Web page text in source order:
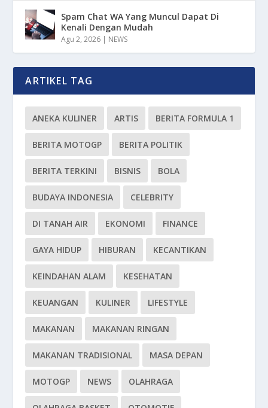
Spam Chat WA Yang Muncul Dapat Di
Kenali Dengan Mudah
Agu 2, 2026 | NEWS
ARTIKEL TAG
ANEKA KULINER ARTIS BERITA FORMULA 1
BERITA MOTOGP BERITA POLITIK
BERITA TERKINI BISNIS BOLA
BUDAYA INDONESIA CELEBRITY
DI TANAH AIR EKONOMI FINANCE
GAYA HIDUP HIBURAN KECANTIKAN
KEINDAHAN ALAM KESEHATAN
KEUANGAN KULINER LIFESTYLE
MAKANAN MAKANAN RINGAN
MAKANAN TRADISIONAL MASA DEPAN
MOTOGP NEWS OLAHRAGA